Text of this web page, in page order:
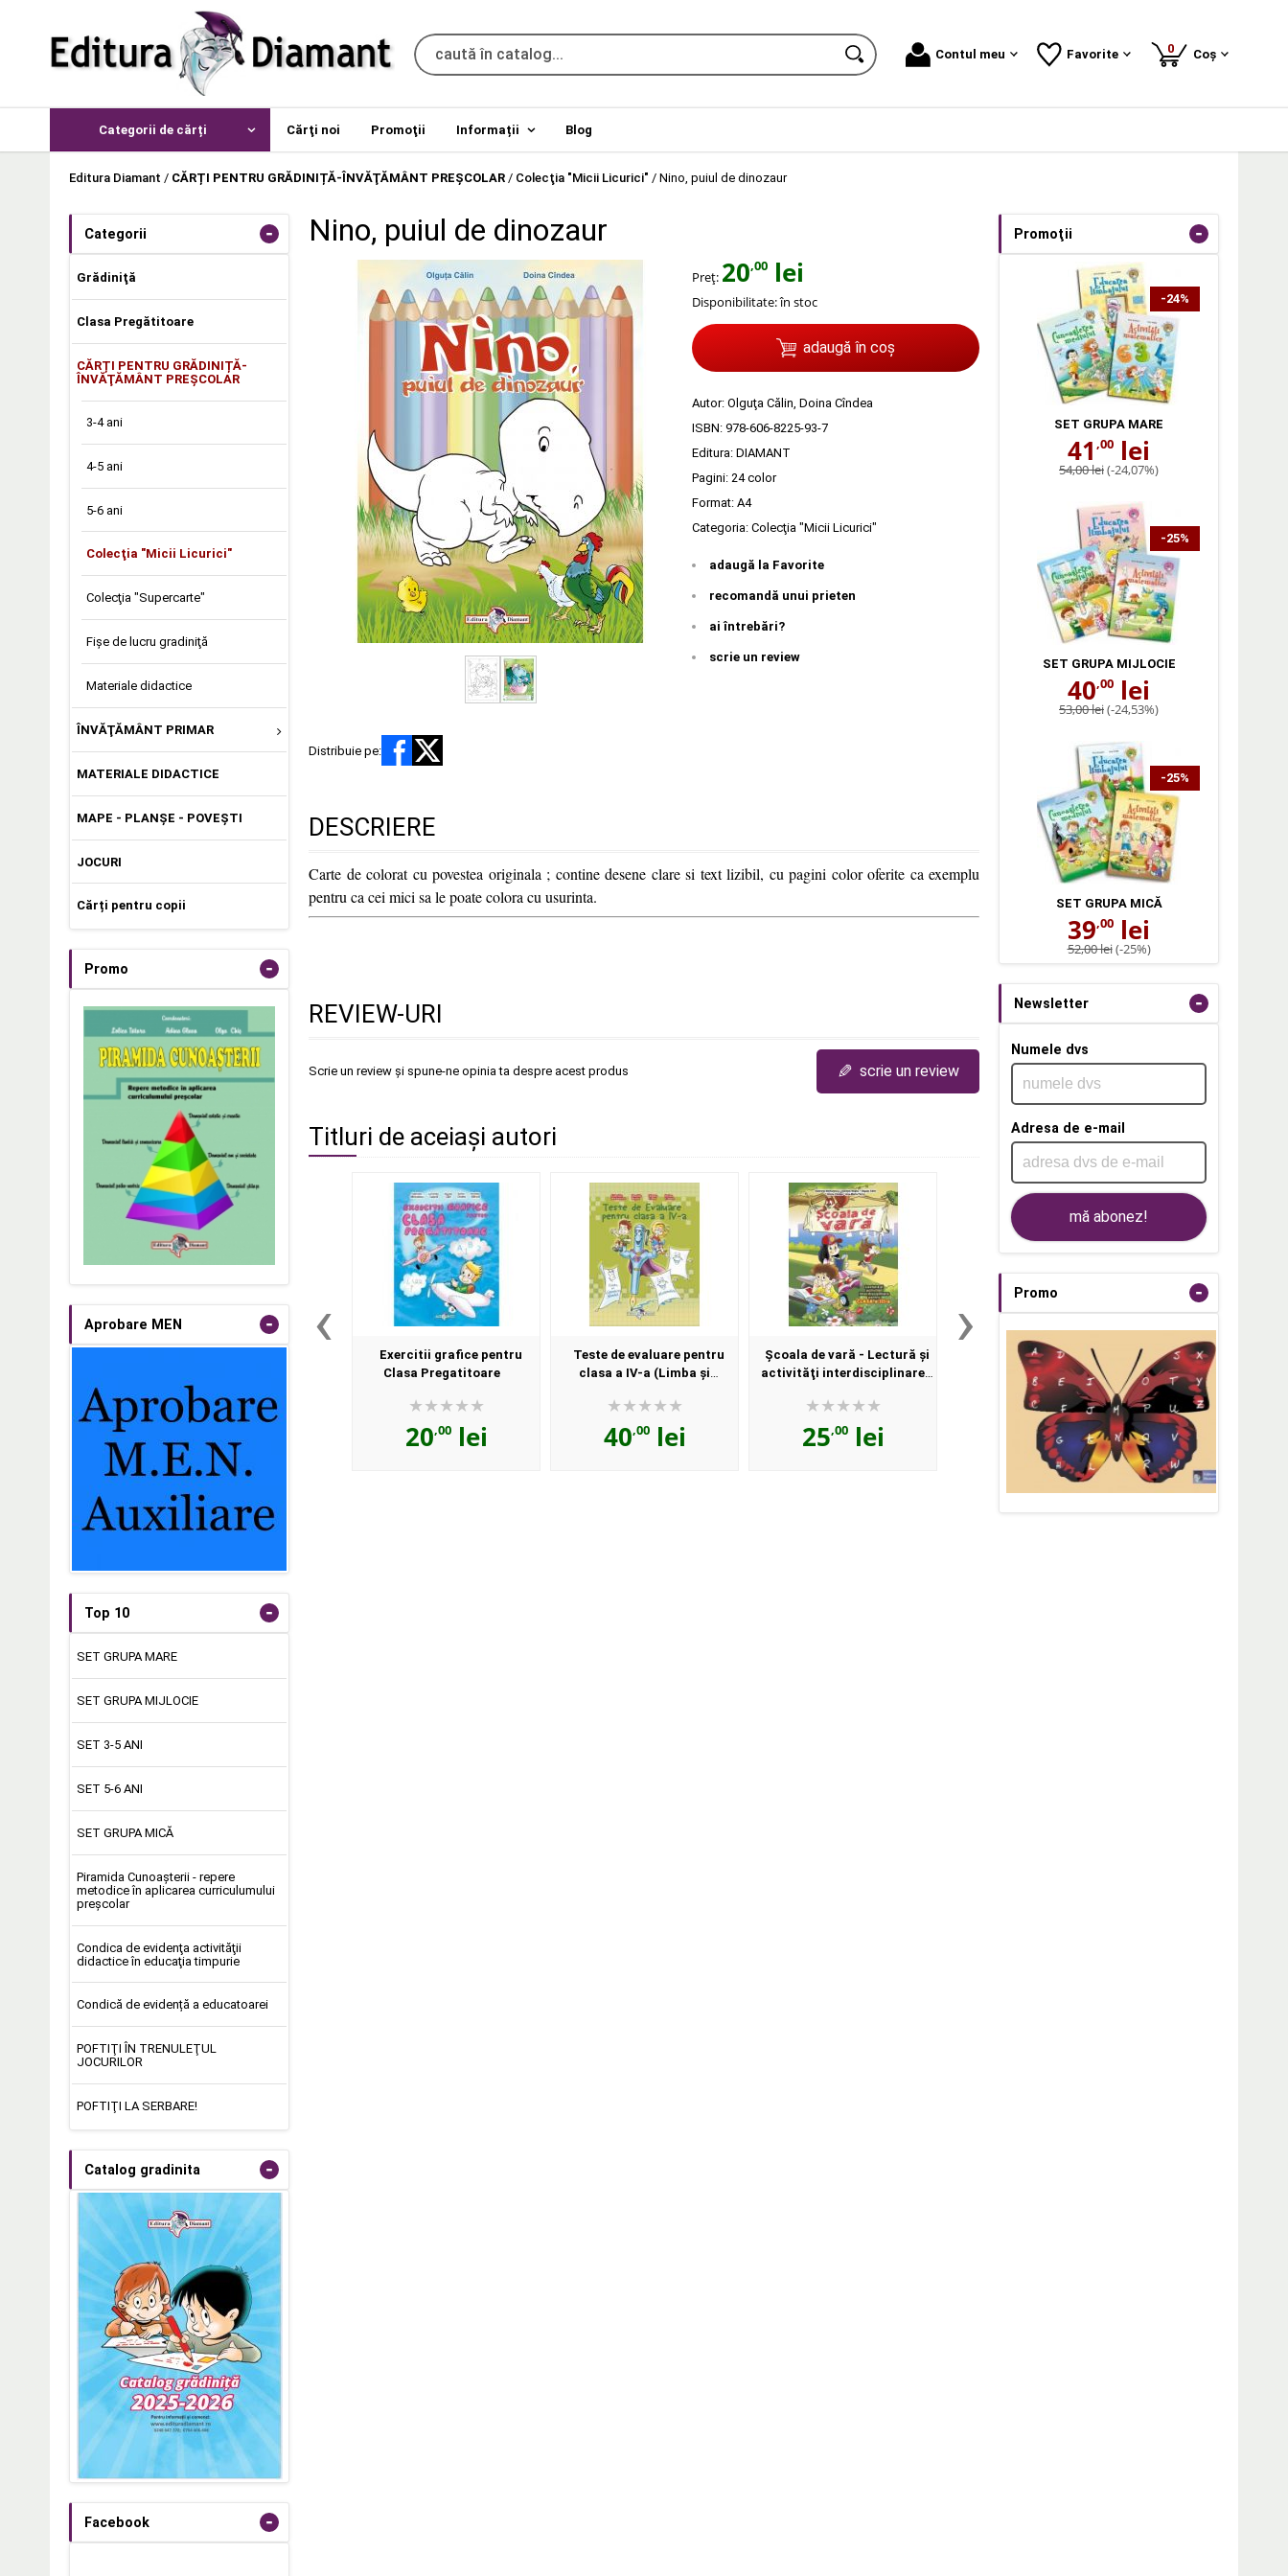
Contul meu Favorite 0produse
Coș
Categorii de cărți Cărţi noi Promoţii Informații Blog
Editura Diamant / CĂRȚI PENTRU GRĂDINIȚĂ-ÎNVĂŢĂMÂNT PREŞCOLAR / Colecţia "Micii Licurici" / Nino, puiul de dinozaur
Categorii -
Grădiniţă
Clasa Pregătitoare
CĂRȚI PENTRU GRĂDINIȚĂ-
ÎNVĂŢĂMÂNT PREŞCOLAR
3-4 ani
4-5 ani
5-6 ani
Colecţia "Micii Licurici"
Colecţia "Supercarte"
Fişe de lucru gradiniţă
Materiale didactice
ÎNVĂŢĂMÂNT PRIMAR
MATERIALE DIDACTICE
MAPE - PLANȘE - POVEȘTI
JOCURI
Cărți pentru copii
Promo -
Aprobare MEN -
Top 10 -
SET GRUPA MARE
SET GRUPA MIJLOCIE
SET 3-5 ANI
SET 5-6 ANI
SET GRUPA MICĂ
Piramida Cunoașterii - repere
metodice în aplicarea curriculumului
preşcolar
Condica de evidenţa activităţii
didactice în educaţia timpurie
Condică de evidență a educatoarei
POFTIŢI ÎN TRENULEŢUL
JOCURILOR
POFTIŢI LA SERBARE!
Catalog gradinita -
Facebook -
Nino, puiul de dinozaur
Preț: 20,00 lei
Disponibilitate:în stoc
adaugă în coș
Autor: Olguţa Călin, Doina Cîndea
ISBN: 978-606-8225-93-7
Editura: DIAMANT
Pagini: 24 color
Format: A4
Categoria: Colecţia "Micii Licurici"
adaugă la Favorite
recomandă unui prieten
ai întrebări?
scrie un review
Distribuie pe:
DESCRIERE
Carte de colorat cu povestea originala ; contine desene clare si text lizibil, cu pagini color oferite ca exemplu
pentru ca cei mici sa le poate colora cu usurinta.
REVIEW-URI
Scrie un review și spune-ne opinia ta despre acest produs ✎ scrie un review
Titluri de aceiași autori
‹
Exercitii grafice pentru
Clasa Pregatitoare
20,00lei
Teste de evaluare pentru
clasa a IV-a (Limba şi
Matematică)
40,00lei
Şcoala de vară - Lectură şi
activităţi interdisciplinare
25,00lei
Şcoala de vară - Lectură şi
activităţi interdisciplinare
pentru clasa a II-a
,00lei
Şcoala de vară -
activităţi
pentru clasa I
›
Promoţii -
-24%
SET GRUPA MARE
41 ,00 lei
54,00 lei(-24,07%)
-25%
SET GRUPA MIJLOCIE
40,00 lei
53,00 lei(-24,53%)
-25%
SET GRUPA MICĂ
39,00 lei
52,00 lei(-25%)
Newsletter -
Numele dvs
Adresa de e-mail
mă abonez!
Promo -